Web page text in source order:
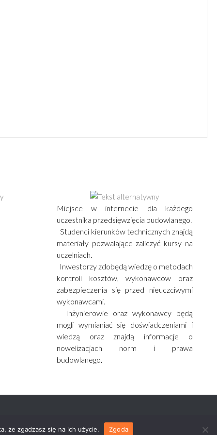
Miejsce w internecie dla każdego
uczestnika przedsięwzięcia budowlanego.
Studenci kierunków technicznych znajdą
materiały pozwalające zaliczyć kursy na
uczelniach.
Inwestorzy zdobędą wiedzę o metodach
kontroli kosztów, wykonawców oraz
zabezpieczenia się przed nieuczciwymi
wykonawcami.
Inżynierowie oraz wykonawcy będą
mogli wymianiać się doświadczeniami i
wiedzą oraz znajdą informacje o
nowelizacjach norm i prawa
budowlanego.
że zgadzasz się na ich użycie. Zgoda